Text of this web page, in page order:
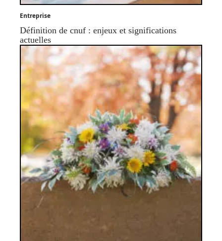
Entreprise
Définition de cnuf : enjeux et significations
actuelles